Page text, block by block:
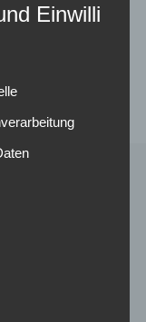
Einwilli